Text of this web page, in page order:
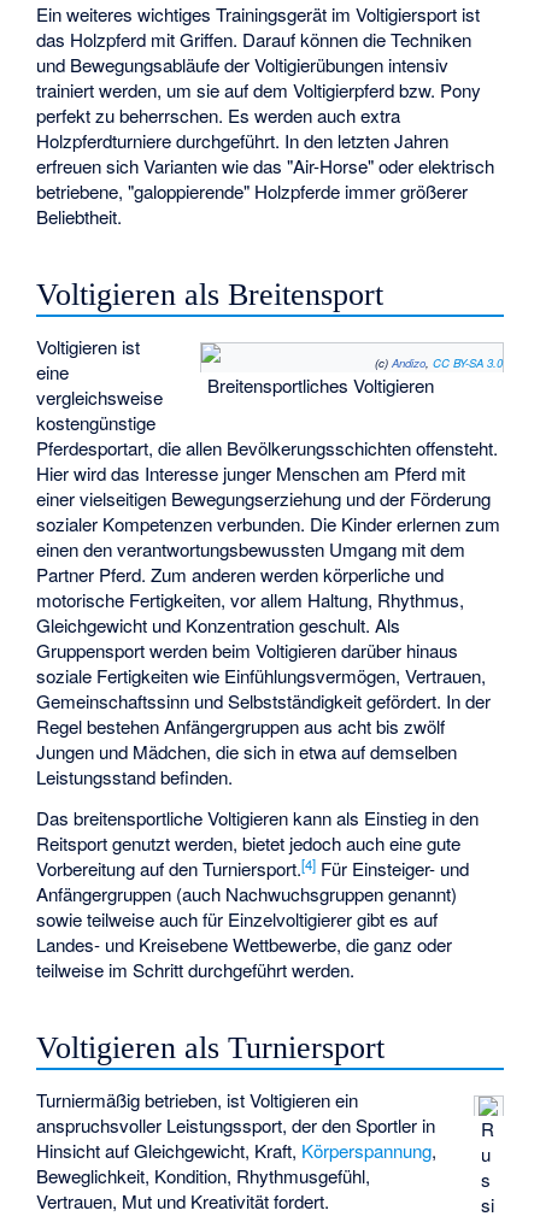
Ein weiteres wichtiges Trainingsgerät im Voltigiersport ist
das Holzpferd mit Griffen. Darauf können die Techniken
und Bewegungsabläufe der Voltigierübungen intensiv
trainiert werden, um sie auf dem Voltigierpferd bzw. Pony
perfekt zu beherrschen. Es werden auch extra
Holzpferdturniere durchgeführt. In den letzten Jahren
erfreuen sich Varianten wie das "Air-Horse" oder elektrisch
betriebene, "galoppierende" Holzpferde immer größerer
Beliebtheit.
Voltigieren als Breitensport
(c) Andizo, CC BY-SA 3.0
Breitensportliches Voltigieren
Voltigieren ist
eine
vergleichsweise
kostengünstige
Pferdesportart, die allen Bevölkerungsschichten offensteht.
Hier wird das Interesse junger Menschen am Pferd mit
einer vielseitigen Bewegungserziehung und der Förderung
sozialer Kompetenzen verbunden. Die Kinder erlernen zum
einen den verantwortungsbewussten Umgang mit dem
Partner Pferd. Zum anderen werden körperliche und
motorische Fertigkeiten, vor allem Haltung, Rhythmus,
Gleichgewicht und Konzentration geschult. Als
Gruppensport werden beim Voltigieren darüber hinaus
soziale Fertigkeiten wie Einfühlungsvermögen, Vertrauen,
Gemeinschaftssinn und Selbstständigkeit gefördert. In der
Regel bestehen Anfängergruppen aus acht bis zwölf
Jungen und Mädchen, die sich in etwa auf demselben
Leistungsstand befinden.
Das breitensportliche Voltigieren kann als Einstieg in den
Reitsport genutzt werden, bietet jedoch auch eine gute
Vorbereitung auf den Turniersport.[4] Für Einsteiger- und
Anfängergruppen (auch Nachwuchsgruppen genannt)
sowie teilweise auch für Einzelvoltigierer gibt es auf
Landes- und Kreisebene Wettbewerbe, die ganz oder
teilweise im Schritt durchgeführt werden.
Voltigieren als Turniersport
R
u
s
si
Turniermäßig betrieben, ist Voltigieren ein
anspruchsvoller Leistungssport, der den Sportler in
Hinsicht auf Gleichgewicht, Kraft, Körperspannung,
Beweglichkeit, Kondition, Rhythmusgefühl,
Vertrauen, Mut und Kreativität fordert.